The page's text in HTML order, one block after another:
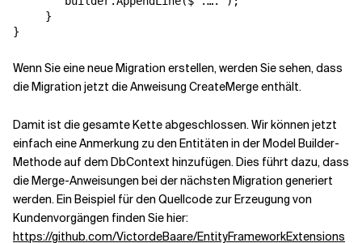
     }
}
Wenn Sie eine neue Migration erstellen, werden Sie sehen, dass
die Migration jetzt die Anweisung CreateMerge enthält.
Damit ist die gesamte Kette abgeschlossen. Wir können jetzt
einfach eine Anmerkung zu den Entitäten in der Model Builder-
Methode auf dem DbContext hinzufügen. Dies führt dazu, dass
die Merge-Anweisungen bei der nächsten Migration generiert
werden. Ein Beispiel für den Quellcode zur Erzeugung von
Kundenvorgängen finden Sie hier:
https://github.com/VictordeBaare/EntityFrameworkExtensions